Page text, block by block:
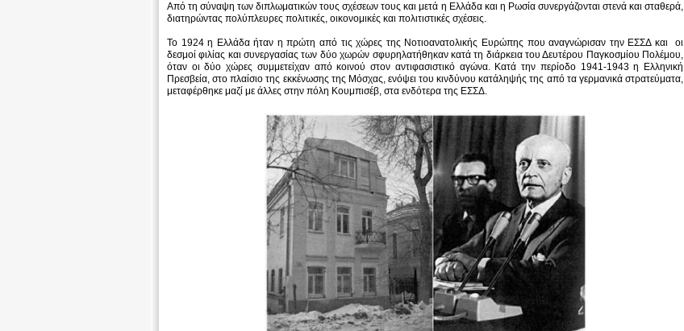
Από τη σύναψη των διπλωματικών τους σχέσεων τους και μετά η Ελλάδα και η Ρωσία συνεργάζονται στενά και σταθερά,
διατηρώντας πολύπλευρες πολιτικές, οικονομικές και πολιτιστικές σχέσεις.
Το 1924 η Ελλάδα ήταν η πρώτη από τις χώρες της Νοτιοανατολικής Ευρώπης που αναγνώρισαν την ΕΣΣΔ και οι
δεσμοί φιλίας και συνεργασίας των δύο χωρών σφυρηλατήθηκαν κατά τη διάρκεια του Δευτέρου Παγκοσμίου Πολέμου,
όταν οι δύο χώρες συμμετείχαν από κοινού στον αντιφασιστικό αγώνα. Κατά την περίοδο 1941-1943 η Ελληνική
Πρεσβεία, στο πλαίσιο της εκκένωσης της Μόσχας, ενόψει του κινδύνου κατάληψής της από τα γερμανικά στρατεύματα,
μεταφέρθηκε μαζί με άλλες στην πόλη Κουμπισέβ, στα ενδότερα της ΕΣΣΔ.